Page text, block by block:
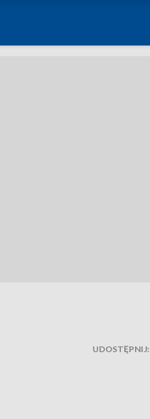
UDOSTĘPNIJ: